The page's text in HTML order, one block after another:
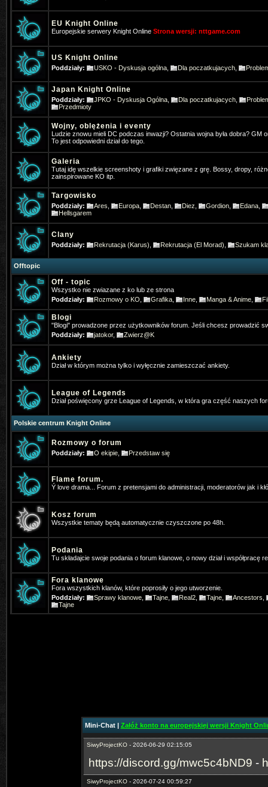
EU Knight Online
Europejskie serwery Knight Online Strona wersji: nttgame.com
US Knight Online
Poddziały: USKO - Dyskusja ogólna Dla poczatkujacych
Japan Knight Online
Poddziały: JPKO - Dyskusja Ogólna Dla poczatkujacych
Przedmioty
Wojny, oblężenia i eventy
Ludzie znowu mieli DC podczas inwazji? Ostatnia wojna była dobra?
To jest odpowiedni dział do tego.
Galeria
Tutaj idę wszelkie screenshoty i grafiki zwięzane z grę. Bossy, dropy,
zainspirowane KO itp.
Targowisko
Poddziały: Ares Europa Destan Diez Gordion Edana
Hellsgarem
Clany
Poddziały: Rekrutacja (Karus) Rekrutacja (El Morad) Szukam
Offtopic
Off - topic
Wszystko nie zwiazane z ko lub ze strona
Poddziały:
Rozmowy o KO Grafika Inne Manga & Anime
Blogi
"Blogi" prowadzone przez użytkowników forum. Jeśli chcesz prowadzić
Poddziały:
jatokor, Zwierz@K
Ankiety
Dział w którym można tylko i wyłęcznie zamieszczać ankiety.
League of Legends
Dział poświęcony grze League of Legends, w która gra część naszych
Polskie centrum Knight Online
Rozmowy o forum
Poddziały: O ekipie Przedstaw się
Flame forum.
Ý love drama... Forum z pretensjami do administracji, moderatorów jak i
Kosz forum
Wszystkie tematy będą automatycznie czyszczone po 48h.
Podania
Tu składajcie swoje podania o forum klanowe, o nowy dział i współpracę
Fora klanowe
Fora wszystkich klanów, które poprosiły o jego utworzenie.
Poddziały:
Sprawy klanowe Tajne Real2 Tajne Ancestors
Tajne
Mini-Chat | Załóż konto na europejskiej wersji Knight
Może ktoś stąd pomoże bo
https://steamcommunity.com/app/
Songo3- 2024-12-24 09:58:22
btw Wesołych Świąt
*Hangman- 2025-01-16 10:22:39
Gra ktoś w Nową online na
Pogo- 2025-01-31 17:31:27
Też jestem pos wrażeniem, że
Pogo- 2025-01-31 17:32:05
4Dominik- 2025-02-11 19:31:52
TheFlash
Chłopaki zapraszam was ⚔️KO-
& HD CLIENT ⏩BETA:21 Mart
✅MEDIUM FARM✅
- 2025-07-13 07:35:03
Gdzie Pogo grasz
Gloria- 2025-07-19 21:43:59
Jak się nazywało forum
Kojarzy ktos moze filmik z PK z tą
v=JaCli6AB2vINapewno stary
Vey - 2026-01-05 07:37:13
⭐OhaGaming.com v1534 ✅
*Hangman - 2026-01-13 17:54:09
Www.mykomobile.com
SiwyProjectKO- 2026-03-14 01:51:46
- 24.07.2026]
SiwyProjectKO- 2026-06-29 02:15:05
https://discord.gg/mwc5c4bND9 -
SiwyProjectKO- 2026-07-24 00:59:27